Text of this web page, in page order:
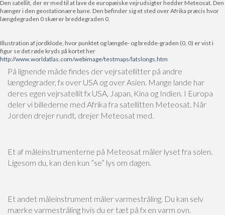
Den satellit, der er med til at lave de europæiske vejrudsigter hedder Meteosat. Den
hænger i den geostationære bane. Den befinder sig et sted over Afrika præcis hvor
længdegraden 0 skærer breddegraden 0.
Illustration af jordklode, hvor punktet og længde- og bredde-graden (0, 0) er vist i
figur se det røde kryds på kortet her
http://www.worldatlas.com/webimage/testmaps/latslongs.htm
På lignende måde findes der vejrsatellitter på andre
længdegrader, fx over USA og over Asien. Mange lande har
deres egen vejrsatellit fx USA, Japan, Kina og Indien. I Europa
deler vi billederne med Afrika fra satellitten Meteosat. Når
Jorden drejer rundt, drejer Meteosat med.
Et af måleinstrumenterne på Meteosat måler lyset fra solen.
Ligesom du, kan den kun ”se” lys om dagen.
Et andet måleinstrument måler varmestråling. Du kan selv
mærke varmestråling hvis du er tæt på fx en varm ovn.